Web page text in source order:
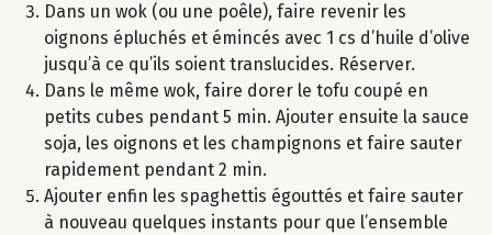
Dans un wok (ou une poêle), faire revenir les
oignons épluchés et émincés avec 1 cs d’huile d’olive
jusqu’à ce qu’ils soient translucides. Réserver.
Dans le même wok, faire dorer le tofu coupé en
petits cubes pendant 5 min. Ajouter ensuite la sauce
soja, les oignons et les champignons et faire sauter
rapidement pendant 2 min.
Ajouter enfin les spaghettis égouttés et faire sauter
à nouveau quelques instants pour que l’ensemble